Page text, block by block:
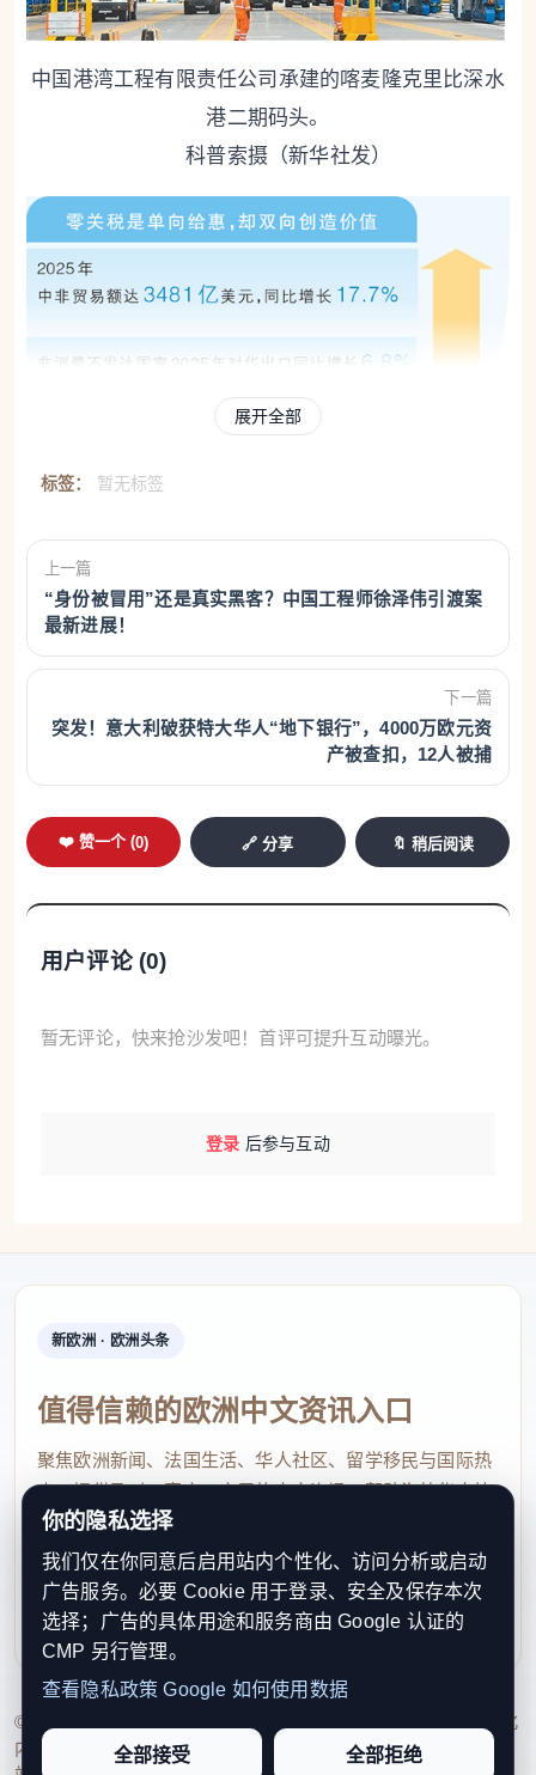
中国港湾工程有限责任公司承建的喀麦隆克里比深水
港二期码头。
科普索摄（新华社发）
制图：汪哲平
今年5月1日起，中国对53个非洲建交国全面实施零关
税举措，并将通过升级“绿色通道”等进一步扩大非洲
输华产品准入，这是中国扩大高水平对外开放的新举
盖零关税。本期特邀4位中非专家解读零关税举措的
携手构建更加紧密的产供链共同体
王雪坤：近年来，中非贸易规模增长势头强劲，贸易
结构不断升级。中国连续17年保持非洲第一大贸易国
地位，特别是2021年以来，中非贸易额连续5年创历
史新高，2025年达到3481亿美元，同比增长17.7%。
非洲的特色农产品加速进入中国市场，为中国消费者
提供了更多样化的选择；摩洛哥、突尼斯、南非等国
的机电产品以及埃及、坦桑尼亚、埃塞俄比亚等国的
纺织品陆续出口中国，与中国形成产供链衔接。中非
展开全部
标签： 暂无标签
上一篇
“身份被冒用”还是真实黑客？中国工程师徐泽伟引渡案
最新进展！
下一篇
突发！意大利破获特大华人“地下银行”，4000万欧元资
产被查扣，12人被捕
❤️ 赞一个 (0) 🔗 分享 🔖 稍后阅读
用户评论 (0)
暂无评论，快来抢沙发吧！首评可提升互动曝光。
登录 后参与互动
新欧洲 · 欧洲头条
值得信赖的欧洲中文资讯入口
聚焦欧洲新闻、法国生活、华人社区、留学移民与国际热
点，提供及时、真实、实用的中文资讯，帮助海外华人快
速了解欧洲动态。
contact@xinouzhou.com
服务支持、版权与合作：工作日优先处理站务、投稿与权
利通知
© 2026 新欧洲·欧洲头条. All Rights Reserved. 本网站持续优化
内容透明度、联系方式与用户权利说明，以提升品牌信任感和
你的隐私选择
我们仅在你同意后启用站内个性化、访问分析或启动
广告服务。必要 Cookie 用于登录、安全及保存本次
选择；广告的具体用途和服务商由 Google 认证的
CMP 另行管理。
查看隐私政策 Google 如何使用数据
全部接受 全部拒绝